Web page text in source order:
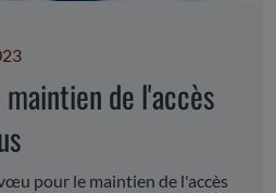
de l'accès
pour le maintien de l'accès